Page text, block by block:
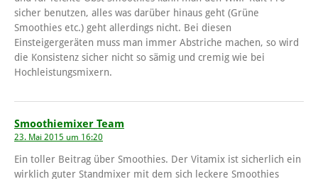
sicher benutzen, alles was darüber hinaus geht (Grüne
Smoothies etc.) geht allerdings nicht. Bei diesen
Einsteigergeräten muss man immer Abstriche machen, so wird
die Konsistenz sicher nicht so sämig und cremig wie bei
Hochleistungsmixern.
Smoothiemixer Team
23. Mai 2015 um 16:20
Ein toller Beitrag über Smoothies. Der Vitamix ist sicherlich ein
wirklich guter Standmixer mit dem sich leckere Smoothies